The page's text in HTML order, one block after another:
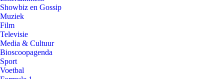
Showbiz en Gossip
Muziek
Film
Televisie
Media & Cultuur
Bioscoopagenda
Sport
Voetbal